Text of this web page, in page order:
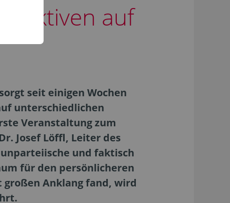
auf
seit einigen Wochen
unterschiedlichen
Veranstaltung zum
Josef Löffl, Leiter des
und faktisch
für den persönlicheren
großen Anklang fand, wird